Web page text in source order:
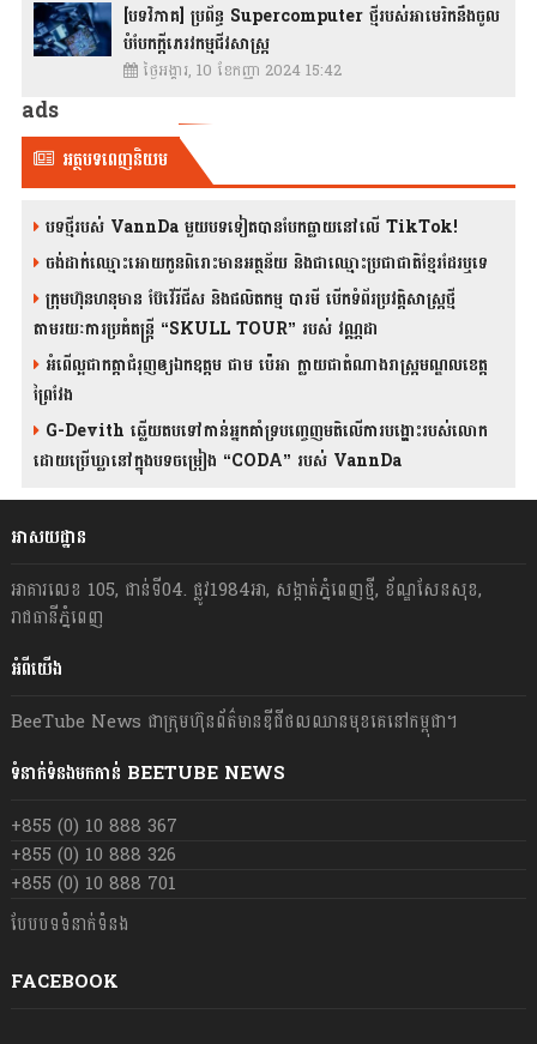
[បទវិភាគ] ប្រព័ន្ធ Supercomputer ថ្មីរបស់អាមេរិកនឹងចូល
បំបែកក្តីភេរវកម្មជីវសាស្រ្ត
ថ្ងៃអង្គារ, 10 ខែកញ្ញា 2024 15:42
ads
អត្ថបទពេញនិយម
បទថ្មីរបស់ VannDa មួយបទទៀតបានបែកធ្លាយនៅលើ TikTok!
ចង់ដាក់ឈ្មោះអោយកូនពិរោះមានអត្ថន័យ និងជាឈ្មោះប្រជាជាតិខ្មែរដែរឬទេ
ក្រុមហ៊ុនហនុមាន ប៊ែវើរីជីស និង​ផលិតកម្ម បារមី​ បើកទំព័រប្រវត្តិសាស្ត្រថ្មី
តាមរយៈការប្រគំតន្រ្តី “SKULL TOUR” របស់ វណ្ណដា
អំពើល្អជាកត្តាជំរុញឲ្យឯកឧត្តម ជាម ប៉េអា ក្លាយជាតំណាងរាស្ត្រមណ្ឌលខេត្ត
ព្រៃវែង
G-Devith ឆ្លើយតបទៅកាន់អ្នកគាំទ្របញ្ចេញមតិលើការបង្ហោះរបស់លោក
ដោយប្រើឃ្លានៅក្នុងបទចម្រៀង “CODA” រ​​​បស់ VannDa
អាសយដ្ឋាន
អាគារលេខ 105, ជាន់ទី04. ផ្លូវ1984អា, សង្កាត់ភ្នំពេញថ្មី, ខ័ណ្ឌសែនសុខ,
រាជធានីភ្នំពេញ
អំពីយើង
BeeTube News ជា​ក្រុមហ៊ុន​ព័ត៌មាន​ឌីជីថលឈាន​មុខ​គេ​នៅ​កម្ពុជា។
ទំនាក់ទំនងមកកាន់ BEETUBE NEWS
+855 (0) 10 888 367
+855 (0) 10 888 326
+855 (0) 10 888 701
បែបបទទំនាក់ទំនង
FACEBOOK